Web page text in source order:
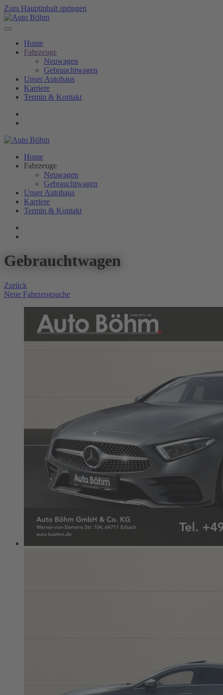
Zum Hauptinhalt springen
Home
Fahrzeuge
Neuwagen
Gebrauchtwagen
Unser Autohaus
Karriere
Termin & Kontakt
Home
Fahrzeuge
Neuwagen
Gebrauchtwagen
Unser Autohaus
Karriere
Termin & Kontakt
Gebrauchtwagen
Zurück
Neue Fahrzeugsuche